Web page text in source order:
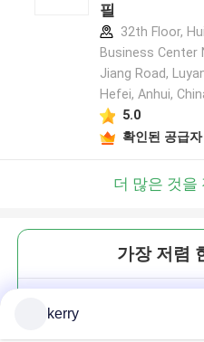
필
32th Floor,
Business Center
Jiang Road,
Hefei, Anhui,
5.0
확인된 공급자
더 많은 것을
가장 저렴
kerry